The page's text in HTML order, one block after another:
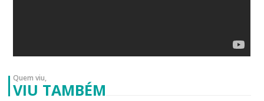
Quem viu,
VIU TAMBÉM